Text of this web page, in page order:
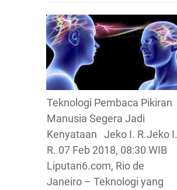
Teknologi Pembaca Pikiran
Manusia Segera Jadi
Kenyataan Jeko I. R.Jeko I.
R. 07 Feb 2018, 08:30 WIB
Liputan6.com, Rio de
Janeiro – Teknologi yang